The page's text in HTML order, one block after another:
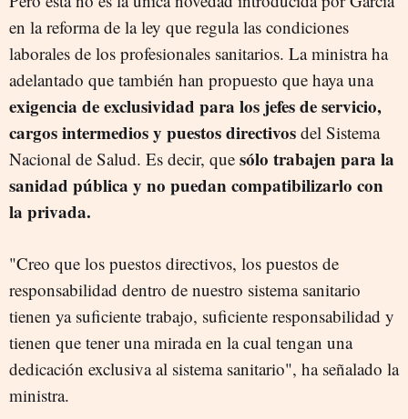
en la reforma de la ley que regula las condiciones
laborales de los profesionales sanitarios. La ministra ha
adelantado que también han propuesto que haya una
exigencia de exclusividad para los jefes de servicio,
cargos intermedios y puestos directivos del Sistema
Nacional de Salud. Es decir, que sólo trabajen para la
sanidad pública y no puedan compatibilizarlo con
la privada.
"Creo que los puestos directivos, los puestos de
responsabilidad dentro de nuestro sistema sanitario
tienen ya suficiente trabajo, suficiente responsabilidad y
tienen que tener una mirada en la cual tengan una
dedicación exclusiva al sistema sanitario", ha señalado la
ministra.